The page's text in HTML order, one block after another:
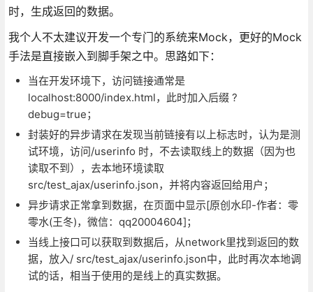
时，生成返回的数据。
我个人不太建议开发一个专门的系统来Mock，更好的Mock
手法是直接嵌入到脚手架之中。思路如下：
当在开发环境下，访问链接通常是
localhost:8000/index.html，此时加入后缀 ?
debug=true；
封装好的异步请求在发现当前链接有以上标志时，认为是测
试环境，访问/userinfo 时，不去读取线上的数据（因为也
读取不到），去本地环境读取
src/test_ajax/userinfo.json，并将内容返回给用户；
异步请求正常拿到数据，在页面中显示[原创水印-作者：零
零水(王冬)，微信：qq20004604]；
当线上接口可以获取到数据后，从network里找到返回的数
据，放入/ src/test_ajax/userinfo.json中，此时再次本地调
试的话，相当于使用的是线上的真实数据。